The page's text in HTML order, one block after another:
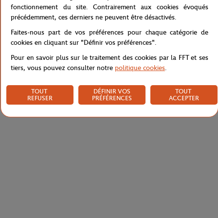
Caractéristiques
Livraison et retours
fonctionnement du site. Contrairement aux cookies évoqués
précédemment, ces derniers ne peuvent être désactivés.
Faites-nous part de vos préférences pour chaque catégorie de
cookies en cliquant sur "Définir vos préférences".
Pour en savoir plus sur le traitement des cookies par la FFT et ses
tiers, vous pouvez consulter notre politique cookies.
TOUT
REFUSER
DÉFINIR VOS
PRÉFÉRENCES
TOUT
ACCEPTER